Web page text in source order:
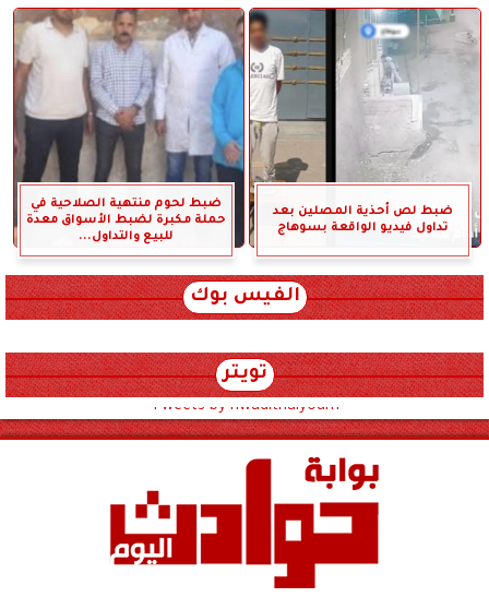
ضبط لص أحذية المصلين بعد
تداول فيديو الواقعة بسوهاج
ضبط لحوم منتهية الصلاحية في
حملة مكبرة لضبط الأسواق معدة
للبيع والتداول...
الفيس بوك
تويتر
Tweets by hwadithalyoum